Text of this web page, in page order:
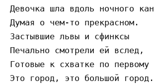
Девочка шла вдоль ночного
Думая о чем-то прекрасном.
Застывшие львы и сфинксы
Печально смотрели ей вслед,
Готовые к схватке по
Это город, это большой